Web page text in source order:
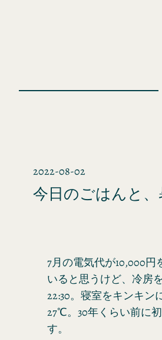
2022-08-02
今日のごはんと、
7月の電気代が10,000
いると思うけど、冷房
22:30。寝室をキンキン
27℃。30年くらい前に
す。